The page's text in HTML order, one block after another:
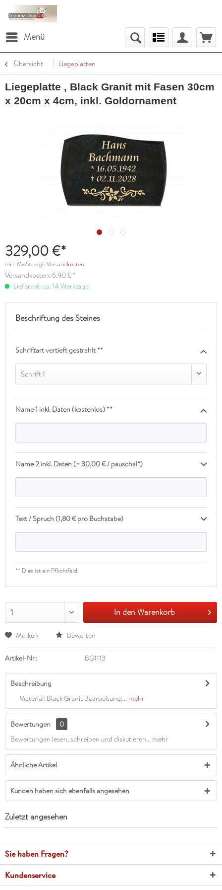
Menü
Übersicht Liegeplatten
Liegeplatte , Black Granit mit Fasen 30cm
x 20cm x 4cm, inkl. Goldornament
329,00 €*
inkl. MwSt. zzgl. Versandkosten
Versandkosten: 6.90 € *
Lieferzeit ca. 14 Werktage
Beschriftung des Steines
Schriftart vertieft gestrahlt **
Schrift 1
Name 1 inkl. Daten (kostenlos) **
Name 2 inkl. Daten (+ 30,00 € / pauschal*)
Text / Spruch (1,80 € pro Buchstabe)
** Dies ist ein Pflichtfeld.
1 In den Warenkorb
Merken Bewerten
Artikel-Nr.: BG1113
Beschreibung
Material: Black Granit Bearbeitung:... mehr
Bewertungen
0
Bewertungen lesen, schreiben und diskutieren... mehr
Ähnliche Artikel
Kunden haben sich ebenfalls angesehen
Zuletzt angesehen
Sie haben Fragen?
Kundenservice